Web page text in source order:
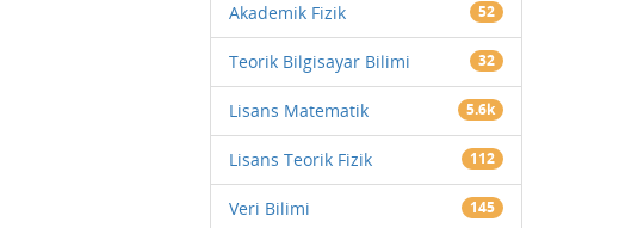
Akademik Fizik 52
Teorik Bilgisayar Bilimi 32
Lisans Matematik 5.6k
Lisans Teorik Fizik 112
Veri Bilimi 145